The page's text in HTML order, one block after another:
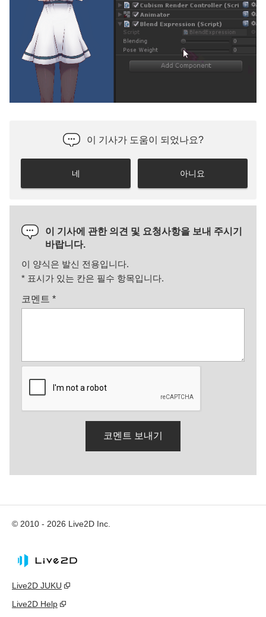
이 기사가 도움이 되었나요?
네 아니요
이 기사에 관한 의견 및 요청사항을 보내 주시기
바랍니다.
이 양식은 발신 전용입니다.
* 표시가 있는 칸은 필수 항목입니다.
코멘트 *
© 2010 - 2026 Live2D Inc.
Live2D JUKU
Live2D Help